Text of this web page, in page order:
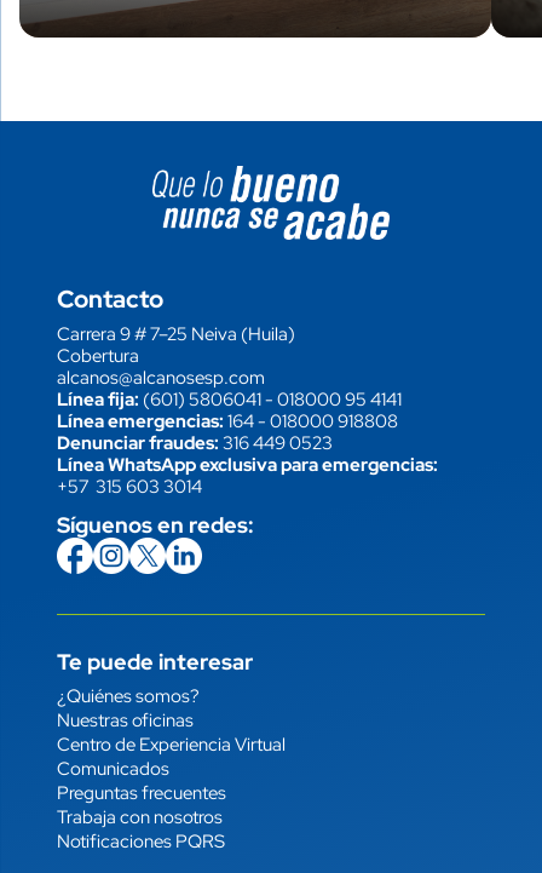
Image block
Contacto
Carrera 9 # 7–25 Neiva (Huila)
Cobertura
alcanos@alcanosesp.com
Línea fija: (601) 5806041-018000 95 4141
Línea emergencias: 164-018000 918808
Denunciar fraudes: 316 449 0523
Línea WhatsApp exclusiva para emergencias:
+57 315 603 3014
Síguenos en redes:
icon
Imagen
link icon
Imagen
link icon
Imagen
link icon
Imagen
link
Te puede interesar
Enlace
¿Quiénes somos?
Nuestras oficinas
Centro de Experiencia Virtual
Comunicados
Preguntas frecuentes
Trabaja con nosotros
Notificaciones PQRS